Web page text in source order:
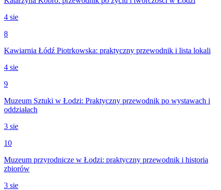
4 sie
8
Kawiarnia Łódź Piotrkowska: praktyczny przewodnik i lista lokali
4 sie
9
Muzeum Sztuki w Łodzi: Praktyczny przewodnik po wystawach i
oddziałach
3 sie
10
Muzeum przyrodnicze w Łodzi: praktyczny przewodnik i historia
zbiorów
3 sie